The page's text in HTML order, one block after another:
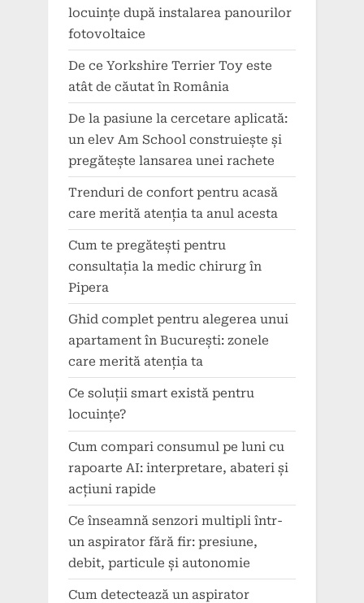
locuințe după instalarea panourilor
fotovoltaice
De ce Yorkshire Terrier Toy este
atât de căutat în România
De la pasiune la cercetare aplicată:
un elev Am School construiește și
pregătește lansarea unei rachete
Trenduri de confort pentru acasă
care merită atenția ta anul acesta
Cum te pregătești pentru
consultația la medic chirurg în
Pipera
Ghid complet pentru alegerea unui
apartament în București: zonele
care merită atenția ta
Ce soluții smart există pentru
locuințe?
Cum compari consumul pe luni cu
rapoarte AI: interpretare, abateri și
acțiuni rapide
Ce înseamnă senzori multipli într-
un aspirator fără fir: presiune,
debit, particule și autonomie
Cum detectează un aspirator